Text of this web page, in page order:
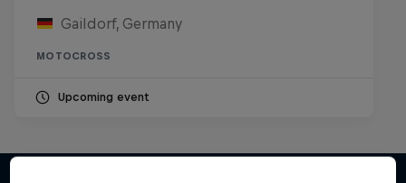
Gaildorf, Germany
MOTOCROSS
Upcoming event